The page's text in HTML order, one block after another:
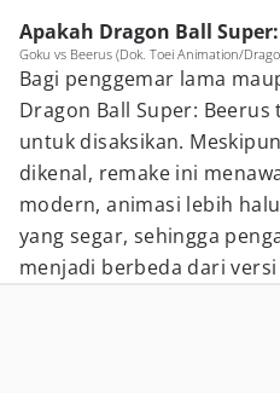
Apakah Dragon Ball
Goku vs Beerus (Dok. Toei Animation/
Bagi penggemar lama
Dragon Ball Super:
untuk disaksikan.
dikenal, remake ini
modern, animasi lebih
yang segar, sehingga
menjadi berbeda dari versi